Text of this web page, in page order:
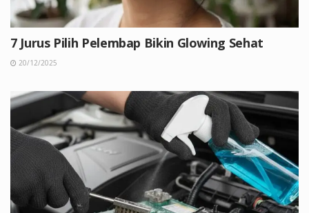
7 Jurus Pilih Pelembap Bikin Glowing Sehat
20/12/2025